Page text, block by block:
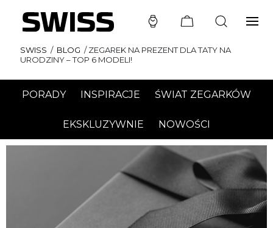
SWISS / BLOG /ZEGAREK NA PREZENT DLA TATY NA
URODZINY – TOP 6 MODELI!
PORADY INSPIRACJE ŚWIAT ZEGARKÓW
EKSKLUZYWNIE NOWOŚCI